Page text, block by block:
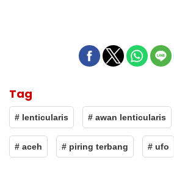
Tag
# lenticularis # awan lenticularis
# aceh # piring terbang # ufo